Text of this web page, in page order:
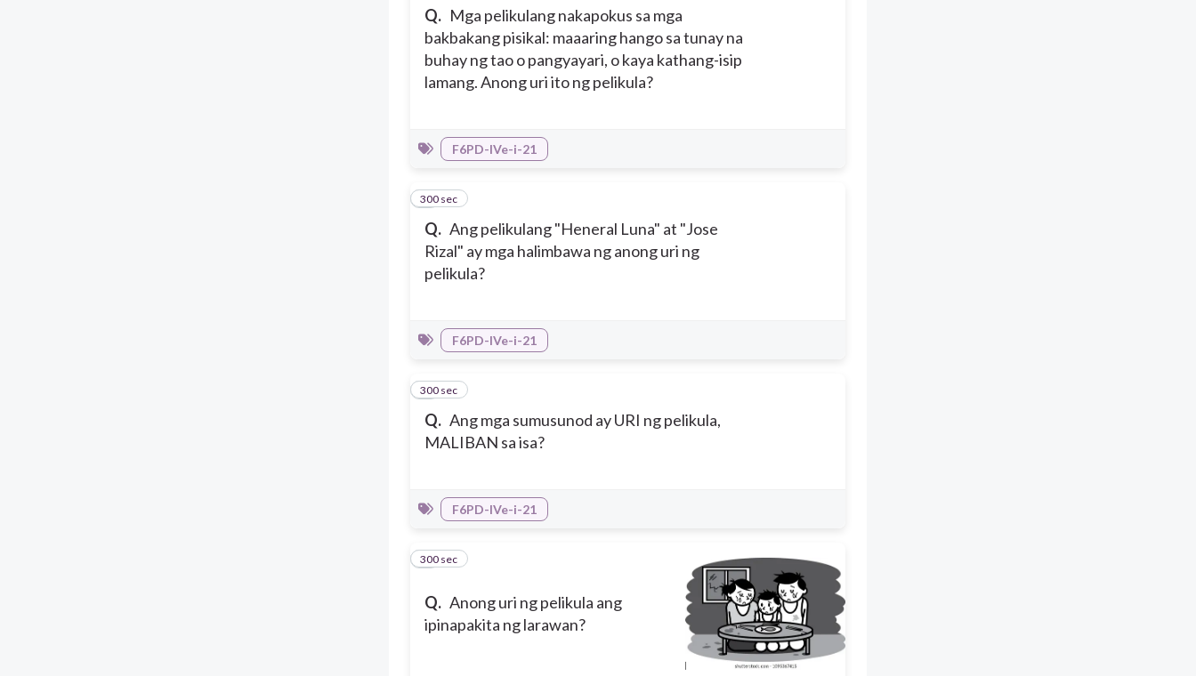
Q. Mga pelikulang nakapokus sa mga
bakbakang pisikal: maaaring hango sa tunay na
buhay ng tao o pangyayari, o kaya kathang-isip
lamang. Anong uri ito ng pelikula?
F6PD-IVe-i-21
Q. Ang pelikulang "Heneral Luna" at "Jose
Rizal" ay mga halimbawa ng anong uri ng
pelikula?
5
300 sec
F6PD-IVe-i-21
Q. Ang mga sumusunod ay URI ng pelikula,
MALIBAN sa isa?
6
300 sec
F6PD-IVe-i-21
Q. Anong uri ng pelikula ang
ipinapakita ng larawan?
7
300 sec